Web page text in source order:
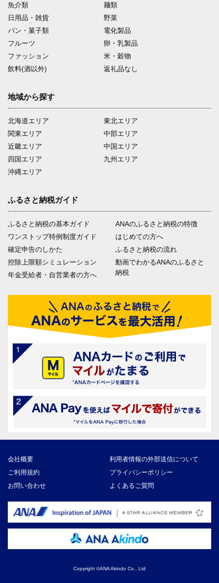
魚介類
麺類
日用品・雑貨
野菜
パン・菓子類
電化製品
フルーツ
卵・乳製品
ファッション
米・穀物
飲料(酒以外)
返礼品なし
地域から探す
北海道エリア
関東エリア
近畿エリア
四国エリア
沖縄エリア
東北エリア
中部エリア
中国エリア
九州エリア
ふるさと納税ガイド
ふるさと納税の基本ガイド
ワンストップ特例制度ガイド
確定申告のしかた
控除上限額シミュレーション
年金受給者・自営業者の方へ
ANAのふるさと納税の特徴
はじめての方へ
ふるさと納税の流れ
動画でわかるANAのふるさと
納税
会社概要
利用者情報の外部送信について
ご利用規約
プライバシーポリシー
お問い合わせ
よくあるご質問
Copyright ©ANA Akindo Co., Ltd